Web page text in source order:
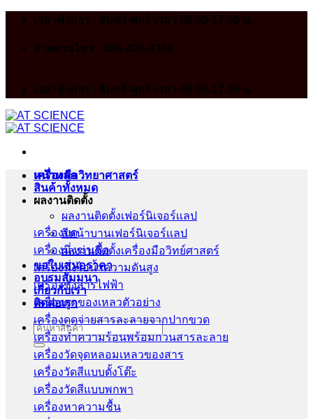
Skip
เวลาทำการ : จันทร์-ศุกร์ เวลา 08:00-17.00 น.
สายด่วนโทร : 086-420-0366
เวลาทำการ : จันทร์-ศุกร์ เวลา 08:00-17.00 น.
หน้าหลัก
สินค้าทั้งหมด
ผลงานติดตั้ง
ผลงานติดตั้งเฟอร์นิเจอร์เเลป
สีหน้าบานเฟอร์นิเจอร์เเลป
ผลงานติดตั้งเครื่องมือวิทย์ศาสตร์
ขอใบเสนอราคา
อบรมสัมมนา
เกี่ยวกับเรา
ติดต่อเรา
Search
for:
เครื่องมือวิทยาศาสตร์
เครื่องบด
เครื่องนึ่งฆ่าเชื้อ
เครื่องนึ่งไอน้ำความดันสูง
เครื่องชั่งสารไฟฟ้า
เครื่องดูดของเหลวตัวอย่าง
เครื่องดูดจ่ายสารละลายจากปากขวด
เครื่องทำความร้อนพร้อมกวนสารละลาย
เครื่องวัดจุดหลอมเหลวของสาร
เครื่องวัดสีแบบตั้งโต๊ะ
เครื่องวัดสีแบบพกพา
เครื่องหาความชื้น